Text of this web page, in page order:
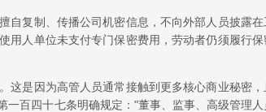
自复制、传播公司机密信息，不向外部人员披露在
用人单位未支付专门保密费用，劳动者仍须履行保
这是因为高管人员通常接触到更多核心商业秘密，
百四十七条明确规定："董事、监事、高级管理人